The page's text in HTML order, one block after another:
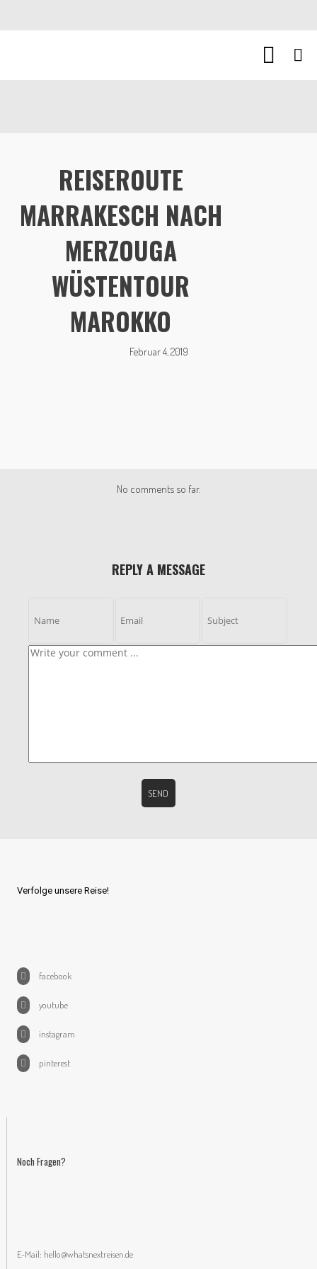
REISEROUTE
MARRAKESCH NACH
MERZOUGA
WÜSTENTOUR
MAROKKO
Februar 4, 2019
No comments so far.
REPLY A MESSAGE
Verfolge unsere Reise!
facebook
youtube
instagram
pinterest
Noch Fragen?
E-Mail: hello@whatsnextreisen.de